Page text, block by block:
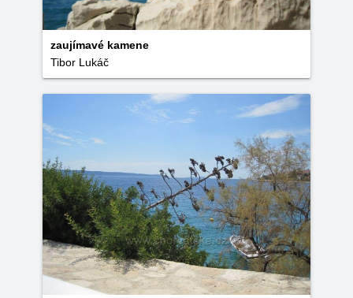
zaujímavé kamene
Tibor Lukáč